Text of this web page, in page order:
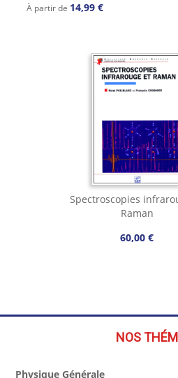
À partir de 14,99 €
Spectroscopies
Raman
60,00 €
NOS
Physique Générale